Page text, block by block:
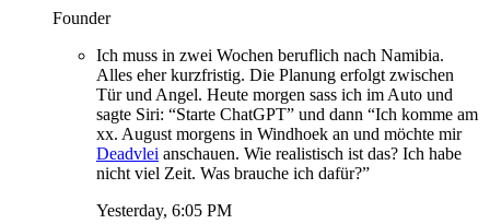
Founder
Ich muss in zwei Wochen beruflich nach Namibia.
Alles eher kurzfristig. Die Planung erfolgt zwischen
Tür und Angel. Heute morgen sass ich im Auto und
sagte Siri: “Starte ChatGPT” und dann “Ich komme am
xx. August morgens in Windhoek an und möchte mir
Deadvlei anschauen. Wie realistisch ist das? Ich habe
nicht viel Zeit. Was brauche ich dafür?”
Yesterday, 6:05 PM